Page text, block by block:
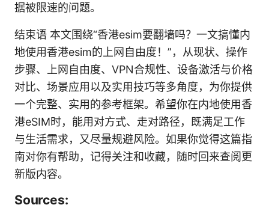
据被限速的问题。
结束语 本文围绕“香港esim要翻墙吗？一文搞懂内
地使用香港esim的上网自由度！”，从现状、操作
步骤、上网自由度、VPN合规性、设备激活与价格
对比、场景应用以及实用技巧等多角度，为你提供
一个完整、实用的参考框架。希望你在内地使用香
港eSIM时，能用对方式、走对路径，既满足工作
与生活需求，又尽量规避风险。如果你觉得这篇指
南对你有帮助，记得关注和收藏，随时回来查阅更
新版内容。
Sources: